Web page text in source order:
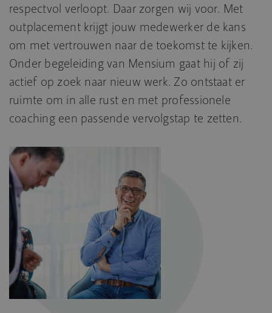
respectvol verloopt. Daar zorgen wij voor. Met
outplacement krijgt jouw medewerker de kans
om met vertrouwen naar de toekomst te kijken.
Onder begeleiding van Mensium gaat hij of zij
actief op zoek naar nieuw werk. Zo ontstaat er
ruimte om in alle rust en met professionele
coaching een passende vervolgstap te zetten.